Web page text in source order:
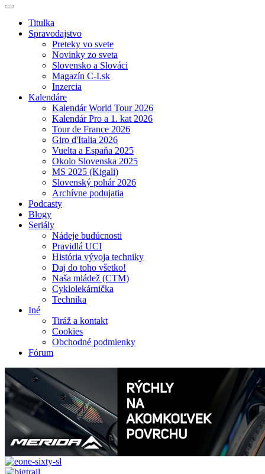
Titulka
Spravodajstvo
Preteky vo svete
Novinky zo sveta
Slovensko a Slováci
Magazín C-I.sk
Inzercia
Kalendáre
Kalendár World Tour 2026
Kalendár Pro a 1. kat 2026
Tour de France 2026
Giro d'Italia 2026
Vuelta a Espaňa 2025
Okolo Slovenska 2025
MS 2025 (Kigali)
Slovenský pohár 2026
Archívne podujatia
Podcasty
Blogy
Seriály
Nádeje budúcnosti
Pravidlá UCI
História vývoja techniky
Daj do toho všetko!
Naša mládež (CTM)
Cyklolekárnička
Technika
Iné
Tiráž a kontakt
Cookies
Obchodné podmienky
Fórum